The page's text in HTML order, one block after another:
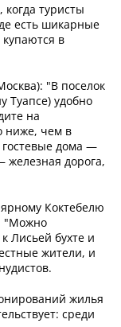
туристы
есть шикарные
в
"В поселок
Туапсе) удобно
на
ниже, чем в
дома —
дорога,
Коктебелю
"Можно
Лисьей бухте и
жители, и
жилья
среди